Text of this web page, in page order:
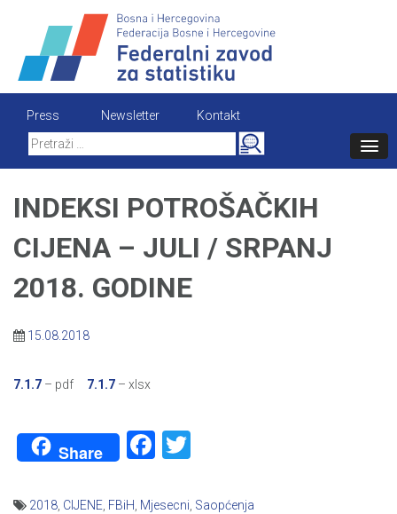
content
Press Newsletter
Kontakt
Search
for:
INDEKSI POTROŠAČKIH
CIJENA – JULI / SRPANJ
2018. GODINE
15.08.2018
7.1.7 – pdf 7.1.7 – xlsx
Share Facebook
2018 CIJENE FBiH Mjesecni Saopćenja